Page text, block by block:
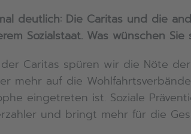
deutlich: Die Caritas und die
Sozialstaat. Was wünschen
Caritas spüren wir die Nöte
mehr auf die
eingetreten ist. Soziale
und bringt mehr für die